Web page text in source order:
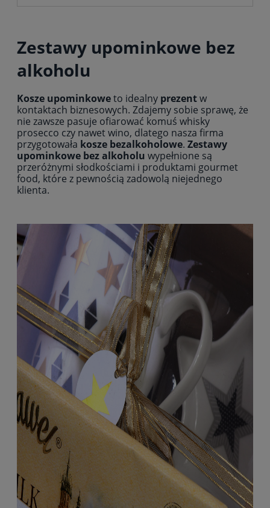
Zestawy upominkowe bez
alkoholu
Kosze upominkoweto idealny prezentw
kontaktach biznesowych. Zdajemy sobie sprawę, że
nie zawsze pasuje ofiarować komuś whisky
prosecco czy nawet wino, dlatego nasza firma
przygotowała kosze bezalkoholowe. Zestawy
upominkowe bez alkoholu wypełnione są
przeróżnymi słodkościami i produktami gourmet
food, które z pewnością zadowolą niejednego
klienta.